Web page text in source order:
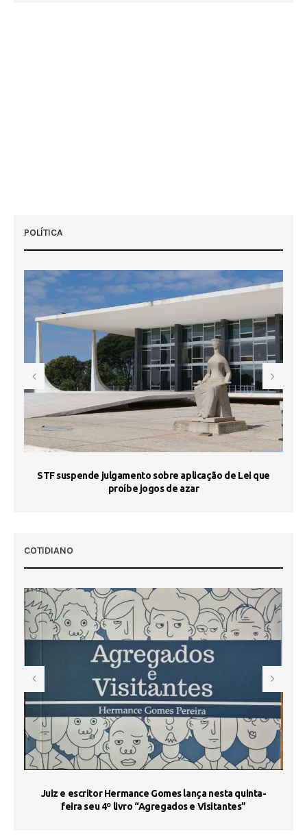
POLÍTICA
STF suspende julgamento sobre aplicação de Lei que
proíbe jogos de azar
COTIDIANO
Juiz e escritor Hermance Gomes lança nesta quinta-
feira seu 4º livro “Agregados e Visitantes”